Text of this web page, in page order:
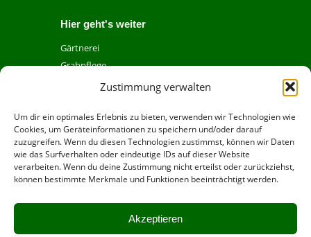
Zustimmung verwalten
Um dir ein optimales Erlebnis zu bieten, verwenden wir Technologien wie
Cookies, um Geräteinformationen zu speichern und/oder darauf
zuzugreifen. Wenn du diesen Technologien zustimmst, können wir Daten
wie das Surfverhalten oder eindeutige IDs auf dieser Website
verarbeiten. Wenn du deine Zustimmung nicht erteilst oder zurückziehst,
können bestimmte Merkmale und Funktionen beeinträchtigt werden.
Akzeptieren
Hier geht's weiter
Gärtnerei
Grabpflege
Impressum
Datenschutz
Folgen Sie uns auf Instagram
Bei uns können Sie mit EC Karte bezahlen (auch